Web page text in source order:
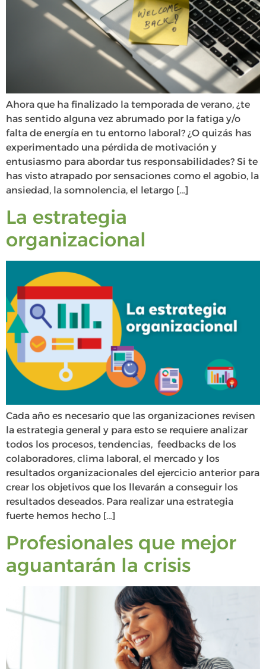
Ahora que ha finalizado la temporada de verano, ¿te
has sentido alguna vez abrumado por la fatiga y/o
falta de energía en tu entorno laboral? ¿O quizás has
experimentado una pérdida de motivación y
entusiasmo para abordar tus responsabilidades? Si te
has visto atrapado por sensaciones como el agobio, la
ansiedad, la somnolencia, el letargo […]
La estrategia
organizacional
Cada año es necesario que las organizaciones revisen
la estrategia general y para esto se requiere analizar
todos los procesos, tendencias, feedbacks de los
colaboradores, clima laboral, el mercado y los
resultados organizacionales del ejercicio anterior para
crear los objetivos que los llevarán a conseguir los
resultados deseados. Para realizar una estrategia
fuerte hemos hecho […]
Profesionales que mejor
aguantarán la crisis